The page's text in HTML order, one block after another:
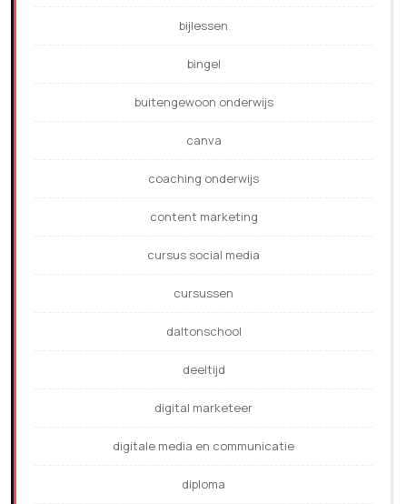
bijlessen
bingel
buitengewoon onderwijs
canva
coaching onderwijs
content marketing
cursus social media
cursussen
daltonschool
deeltijd
digital marketeer
digitale media en communicatie
diploma